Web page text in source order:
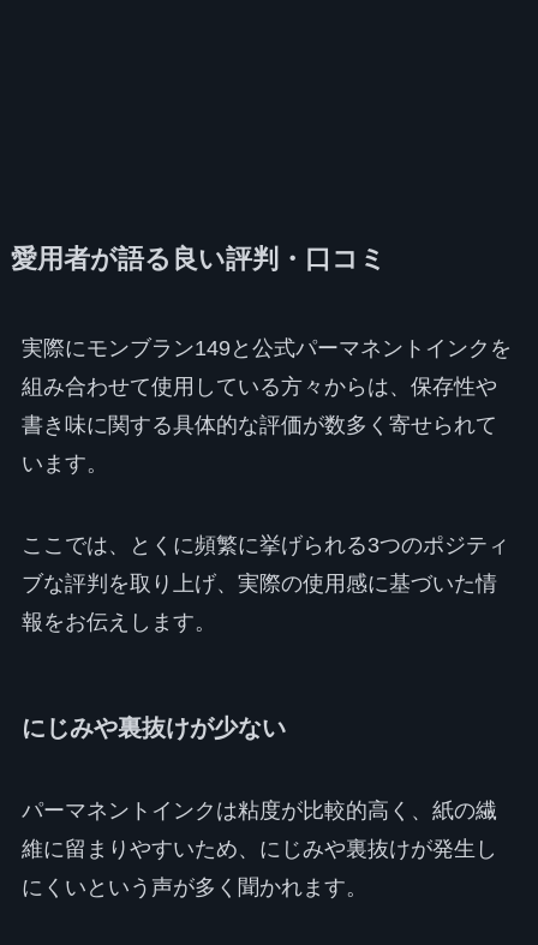
愛用者が語る良い評判・口コミ
実際にモンブラン149と公式パーマネントインクを
組み合わせて使用している方々からは、保存性や
書き味に関する具体的な評価が数多く寄せられて
います。
ここでは、とくに頻繁に挙げられる3つのポジティ
ブな評判を取り上げ、実際の使用感に基づいた情
報をお伝えします。
にじみや裏抜けが少ない
パーマネントインクは粘度が比較的高く、紙の繊
維に留まりやすいため、にじみや裏抜けが発生し
にくいという声が多く聞かれます。